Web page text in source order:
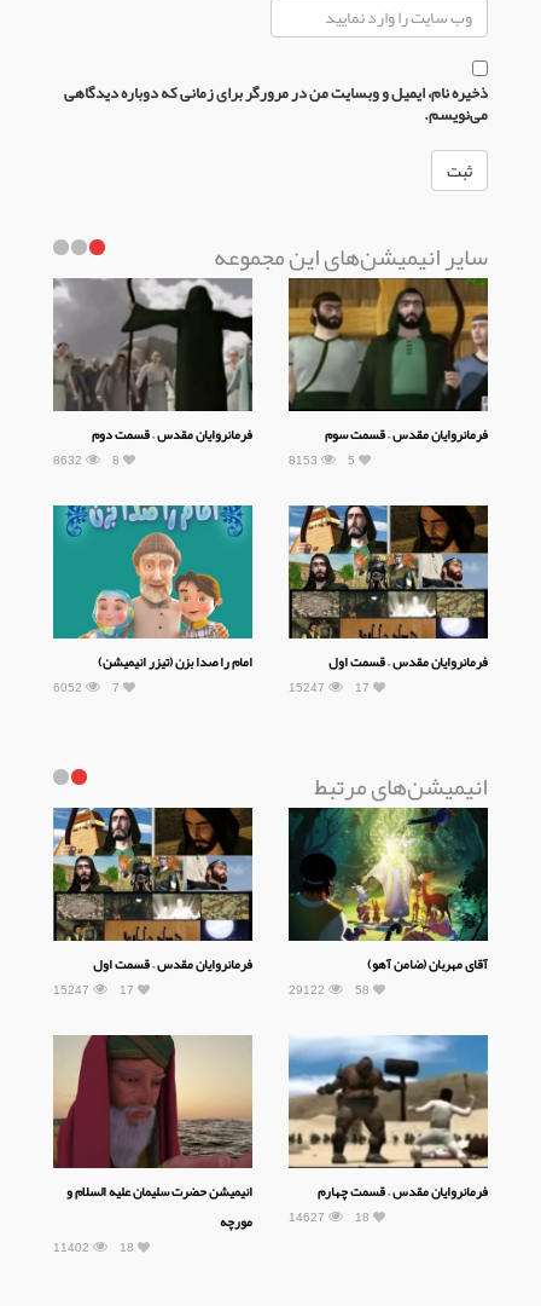
ذخیره نام، ایمیل و وبسایت من در مرورگر برای زمانی که دوباره دیدگاهی
می‌نویسم.
سایر انیمیشن‌های این مجموعه
فرمانروایان مقدس – قسمت سوم
8153 5
فرمانروایان مقدس – قسمت دوم
8632 8
فرمانروایان مقدس – قسمت اول
15247 17
امام را صدا بزن (تیزر انیمیشن)
6052 7
انیمیشن‌های مرتبط
آقای مهربان (ضامن آهو)
29122 58
فرمانروایان مقدس – قسمت اول
15247 17
فرمانروایان مقدس – قسمت چهارم
14627 18
انیمیشن حضرت سلیمان علیه السلام و
مورچه
11402 18